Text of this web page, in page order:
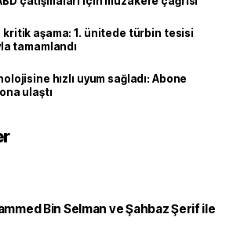
kritik aşama: 1. ünitede türbin tesisi
tamamlandı
hızlı uyum sağladı: Abone
ulaştı
Bin Selman ve Şahbaz Şerif ile